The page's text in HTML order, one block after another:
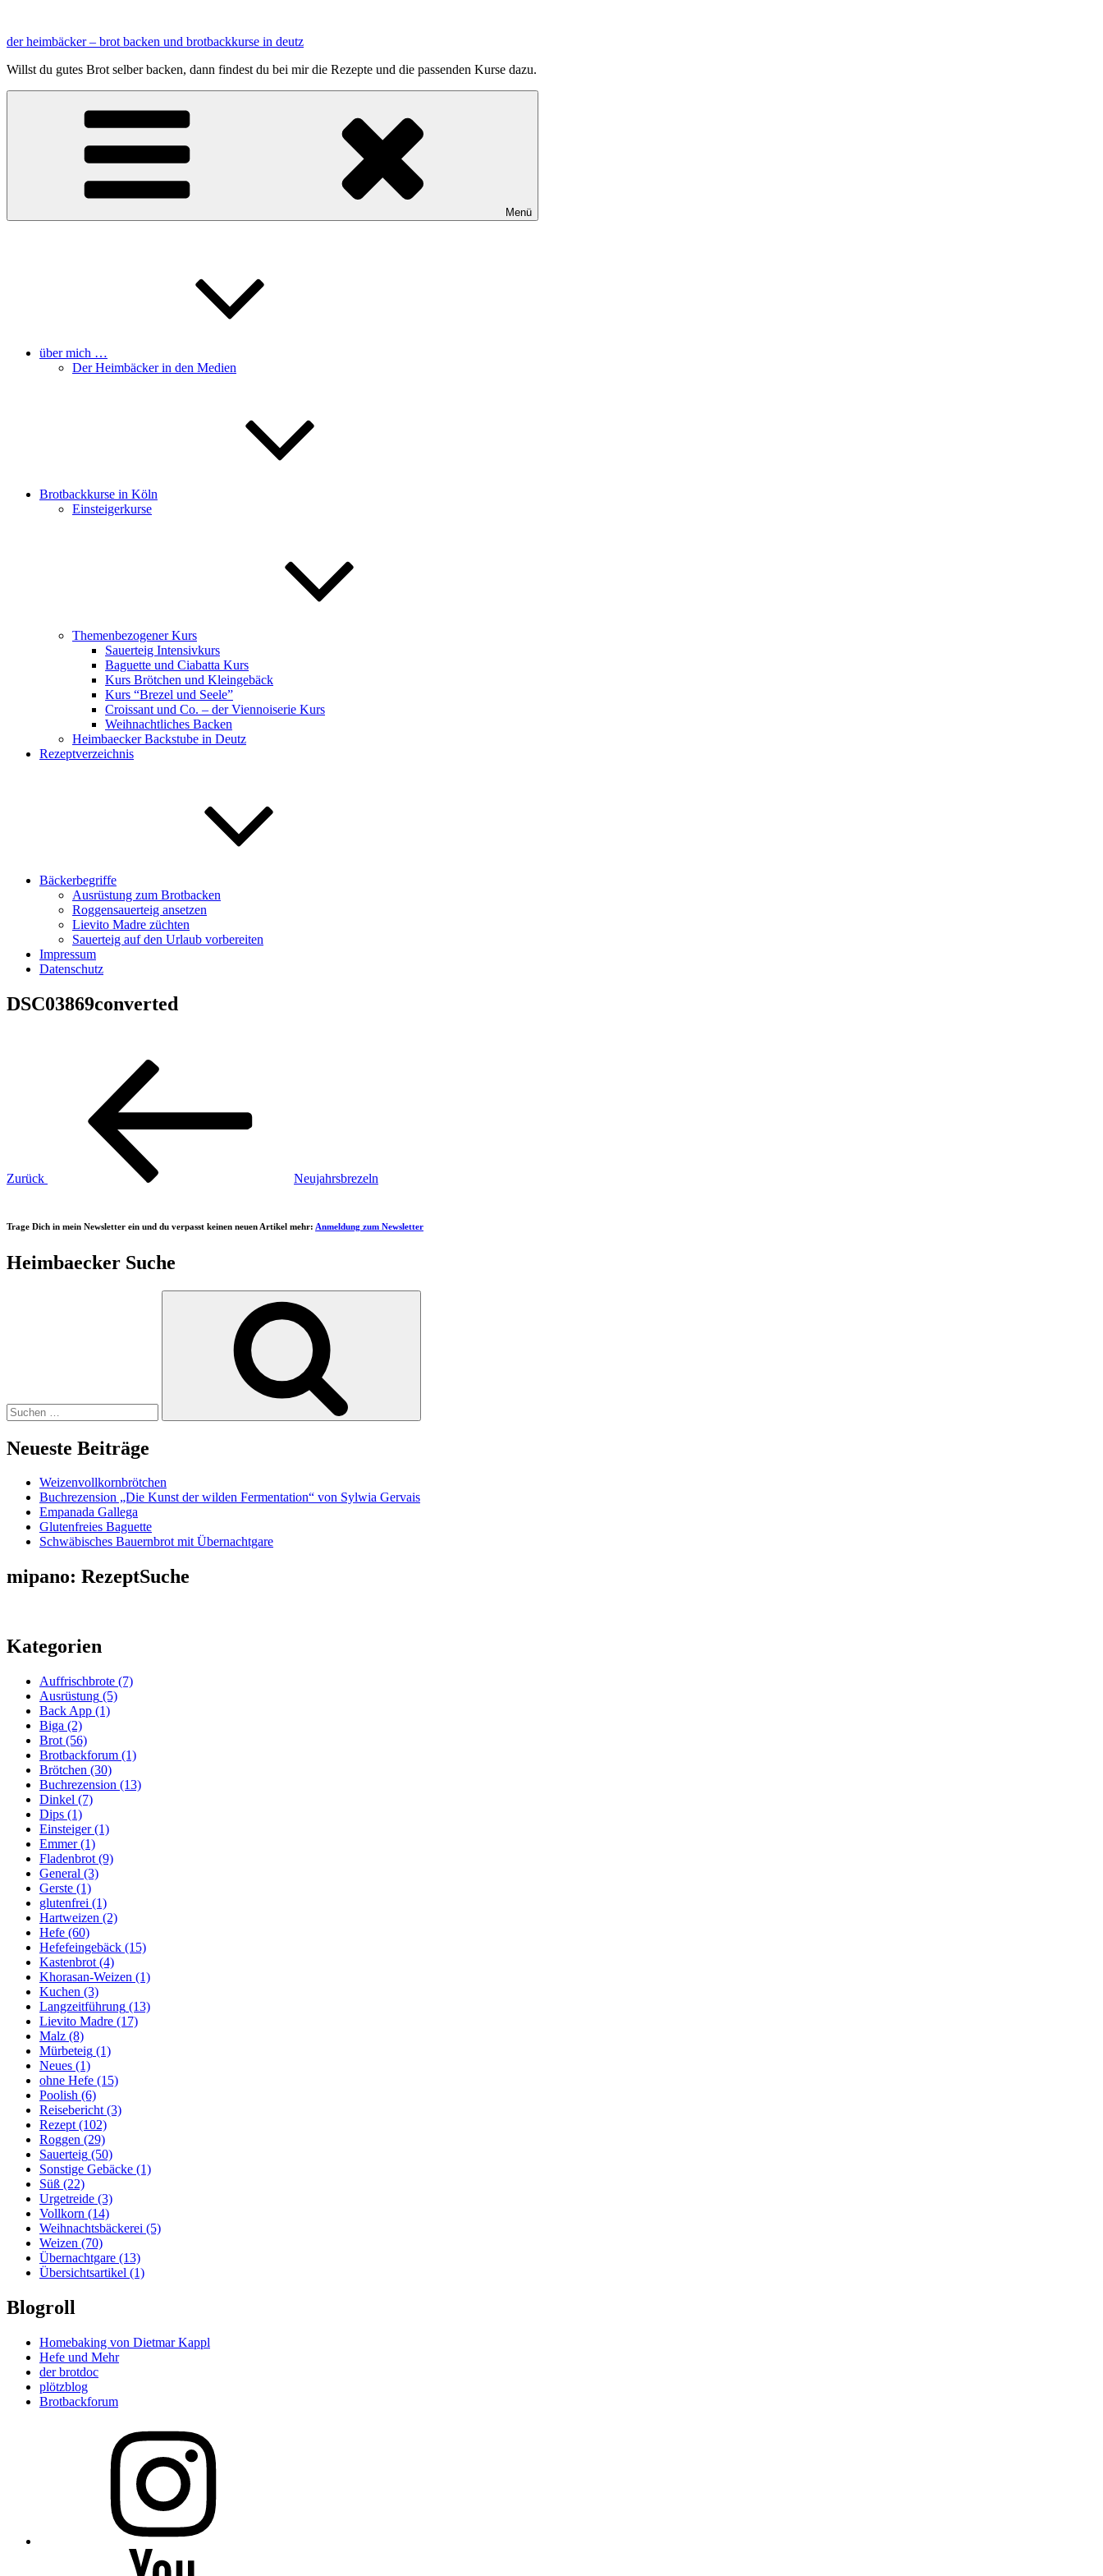
springen
der heimbäcker – brot backen und brotbackkurse in deutz
Willst du gutes Brot selber backen, dann findest du bei mir die Rezepte und die passenden Kurse dazu.
Menü
über mich …
Der Heimbäcker in den Medien
Brotbackkurse in Köln
Einsteigerkurse
Themenbezogener Kurs
Sauerteig Intensivkurs
Baguette und Ciabatta Kurs
Kurs Brötchen und Kleingebäck
Kurs “Brezel und Seele”
Croissant und Co. – der Viennoiserie Kurs
Weihnachtliches Backen
Heimbaecker Backstube in Deutz
Rezeptverzeichnis
Bäckerbegriffe
Ausrüstung zum Brotbacken
Roggensauerteig ansetzen
Lievito Madre züchten
Sauerteig auf den Urlaub vorbereiten
Impressum
Datenschutz
DSC03869converted
Beitragsnavigation
Zurück Neujahrsbrezeln
Trage Dich in mein Newsletter ein und du verpasst keinen neuen Artikel mehr: Anmeldung zum Newsletter
Heimbaecker Suche
Neueste Beiträge
Weizenvollkornbrötchen
Buchrezension „Die Kunst der wilden Fermentation“ von Sylwia Gervais
Empanada Gallega
Glutenfreies Baguette
Schwäbisches Bauernbrot mit Übernachtgare
mipano: RezeptSuche
Kategorien
Auffrischbrote (7)
Ausrüstung (5)
Back App (1)
Biga (2)
Brot (56)
Brotbackforum (1)
Brötchen (30)
Buchrezension (13)
Dinkel (7)
Dips (1)
Einsteiger(1)
Emmer(1)
Fladenbrot (9)
General (3)
Gerste (1)
glutenfrei (1)
Hartweizen (2)
Hefe (60)
Hefefeingebäck (15)
Kastenbrot (4)
Khorasan-Weizen (1)
Kuchen (3)
Langzeitführung (13)
Lievito Madre (17)
Malz (8)
Mürbeteig (1)
Neues (1)
ohne Hefe (15)
Poolish (6)
Reisebericht (3)
Rezept (102)
Roggen (29)
Sauerteig (50)
Sonstige Gebäcke (1)
Süß (22)
Urgetreide (3)
Vollkorn (14)
Weihnachtsbäckerei (5)
Weizen (70)
Übernachtgare (13)
Übersichtsartikel (1)
Blogroll
Homebaking von Dietmar Kappl
Hefe und Mehr
der brotdoc
plötzblog
Brotbackforum